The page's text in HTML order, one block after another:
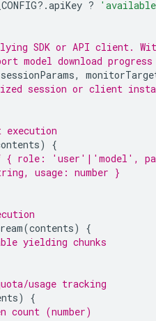
? .apiKey ?
SDK or API client.
model download
sessionParams,
session or client
execution
)
{
{ role: 'user'|'model',
usage: number }
(contents)
{
yielding chunks
usage tracking
)
{
(number)